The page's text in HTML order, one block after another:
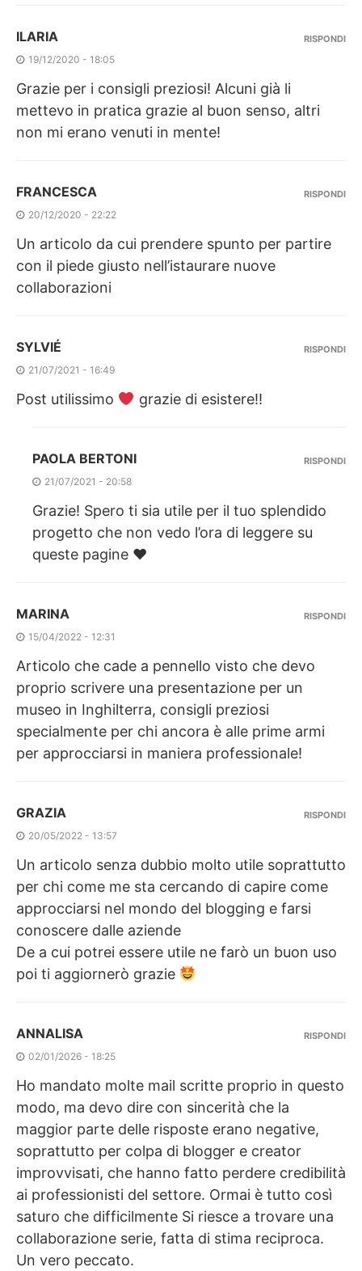
ILARIA
19/12/2020 - 18:05
Grazie per i consigli preziosi! Alcuni già li
mettevo in pratica grazie al buon senso, altri
non mi erano venuti in mente!
RISPONDI
FRANCESCA
20/12/2020 - 22:22
Un articolo da cui prendere spunto per partire
con il piede giusto nell’istaurare nuove
collaborazioni
RISPONDI
SYLVIÉ
21/07/2021 - 16:49
Post utilissimo grazie di esistere!!
RISPONDI
PAOLA BERTONI
21/07/2021 - 20:58
Grazie! Spero ti sia utile per il tuo splendido
progetto che non vedo l’ora di leggere su
queste pagine ♥︎
RISPONDI
MARINA
15/04/2022 - 12:31
Articolo che cade a pennello visto che devo
proprio scrivere una presentazione per un
museo in Inghilterra, consigli preziosi
specialmente per chi ancora è alle prime armi
per approcciarsi in maniera professionale!
RISPONDI
GRAZIA
20/05/2022 - 13:57
Un articolo senza dubbio molto utile soprattutto
per chi come me sta cercando di capire come
approcciarsi nel mondo del blogging e farsi
conoscere dalle aziende
De a cui potrei essere utile ne farò un buon uso
poi ti aggiornerò grazie
RISPONDI
ANNALISA
02/01/2026 - 18:25
Ho mandato molte mail scritte proprio in questo
modo, ma devo dire con sincerità che la
maggior parte delle risposte erano negative,
soprattutto per colpa di blogger e creator
improvvisati, che hanno fatto perdere credibilità
ai professionisti del settore. Ormai è tutto così
saturo che difficilmente Si riesce a trovare una
collaborazione serie, fatta di stima reciproca.
Un vero peccato.
RISPONDI